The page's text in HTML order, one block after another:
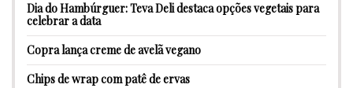
Dia do Hambúrguer: Teva Deli destaca opções vegetais para
celebrar a data
Copra lança creme de avelã vegano
Chips de wrap com patê de ervas